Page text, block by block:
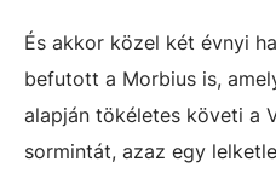
És akkor közel két évnyi
befutott a Morbius is,
alapján tökéletes követi a
sormintát, azaz egy